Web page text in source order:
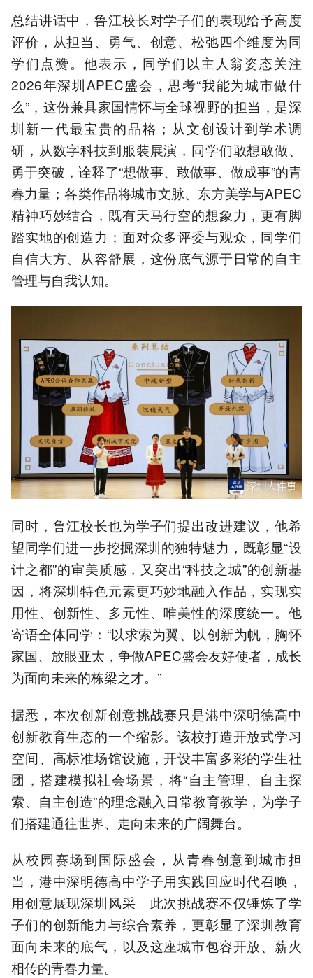
总结讲话中，鲁江校长对学子们的表现给予高度
评价，从担当、勇气、创意、松弛四个维度为同
学们点赞。他表示，同学们以主人翁姿态关注
2026年深圳APEC盛会，思考“我能为城市做什
么”，这份兼具家国情怀与全球视野的担当，是深
圳新一代最宝贵的品格；从文创设计到学术调
研，从数字科技到服装展演，同学们敢想敢做、
勇于突破，诠释了“想做事、敢做事、做成事”的青
春力量；各类作品将城市文脉、东方美学与APEC
精神巧妙结合，既有天马行空的想象力，更有脚
踏实地的创造力；面对众多评委与观众，同学们
自信大方、从容舒展，这份底气源于日常的自主
管理与自我认知。
同时，鲁江校长也为学子们提出改进建议，他希
望同学们进一步挖掘深圳的独特魅力，既彰显“设
计之都”的审美质感，又突出“科技之城”的创新基
因，将深圳特色元素更巧妙地融入作品，实现实
用性、创新性、多元性、唯美性的深度统一。他
寄语全体同学：“以求索为翼、以创新为帆，胸怀
家国、放眼亚太，争做APEC盛会友好使者，成长
为面向未来的栋梁之才。”
据悉，本次创新创意挑战赛只是港中深明德高中
创新教育生态的一个缩影。该校打造开放式学习
空间、高标准场馆设施，开设丰富多彩的学生社
团，搭建模拟社会场景，将“自主管理、自主探
索、自主创造”的理念融入日常教育教学，为学子
们搭建通往世界、走向未来的广阔舞台。
从校园赛场到国际盛会，从青春创意到城市担
当，港中深明德高中学子用实践回应时代召唤，
用创意展现深圳风采。此次挑战赛不仅锤炼了学
子们的创新能力与综合素养，更彰显了深圳教育
面向未来的底气，以及这座城市包容开放、薪火
相传的青春力量。